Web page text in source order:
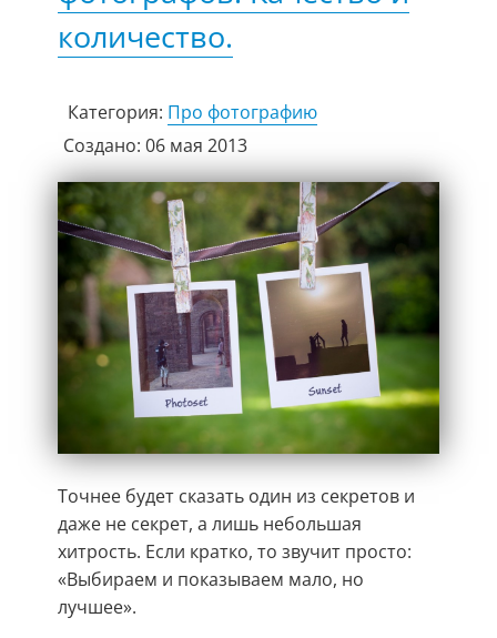
количество.
Категория: Про фотографию
Создано: 06 мая 2013
Точнее будет сказать один из секретов и
даже не секрет, а лишь небольшая
хитрость. Если кратко, то звучит просто:
«Выбираем и показываем мало, но
лучшее».